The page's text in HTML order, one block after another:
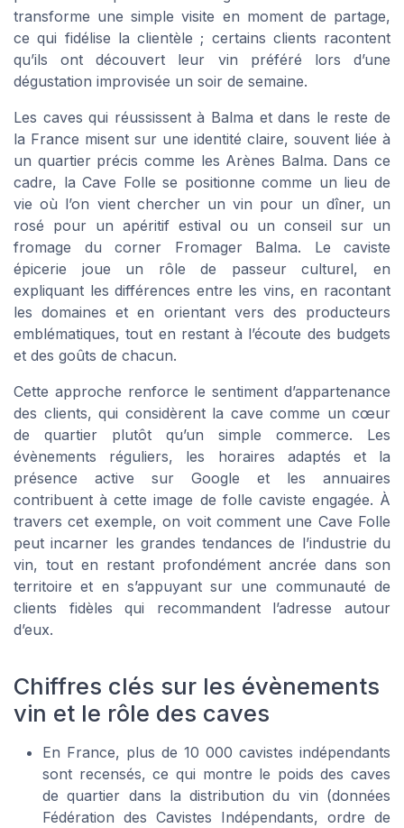
transforme une simple visite en moment de partage,
ce qui fidélise la clientèle ; certains clients racontent
qu’ils ont découvert leur vin préféré lors d’une
dégustation improvisée un soir de semaine.
Les caves qui réussissent à Balma et dans le reste de
la France misent sur une identité claire, souvent liée à
un quartier précis comme les Arènes Balma. Dans ce
cadre, la Cave Folle se positionne comme un lieu de
vie où l’on vient chercher un vin pour un dîner, un
rosé pour un apéritif estival ou un conseil sur un
fromage du corner Fromager Balma. Le caviste
épicerie joue un rôle de passeur culturel, en
expliquant les différences entre les vins, en racontant
les domaines et en orientant vers des producteurs
emblématiques, tout en restant à l’écoute des budgets
et des goûts de chacun.
Cette approche renforce le sentiment d’appartenance
des clients, qui considèrent la cave comme un cœur
de quartier plutôt qu’un simple commerce. Les
évènements réguliers, les horaires adaptés et la
présence active sur Google et les annuaires
contribuent à cette image de folle caviste engagée. À
travers cet exemple, on voit comment une Cave Folle
peut incarner les grandes tendances de l’industrie du
vin, tout en restant profondément ancrée dans son
territoire et en s’appuyant sur une communauté de
clients fidèles qui recommandent l’adresse autour
d’eux.
Chiffres clés sur les évènements
vin et le rôle des caves
En France, plus de 10 000 cavistes indépendants
sont recensés, ce qui montre le poids des caves
de quartier dans la distribution du vin (données
Fédération des Cavistes Indépendants, ordre de